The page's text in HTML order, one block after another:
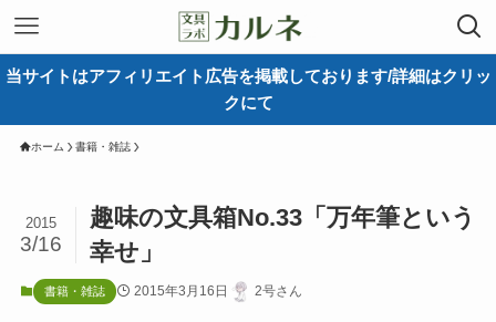
当サイトはアフィリエイト広告を掲載しております/詳細はクリッ
クにて
ホーム 書籍・雑誌
趣味の文具箱No.33「万年筆という
幸せ」
2015
3/16
書籍・雑誌 2015年3月16日 2号さん